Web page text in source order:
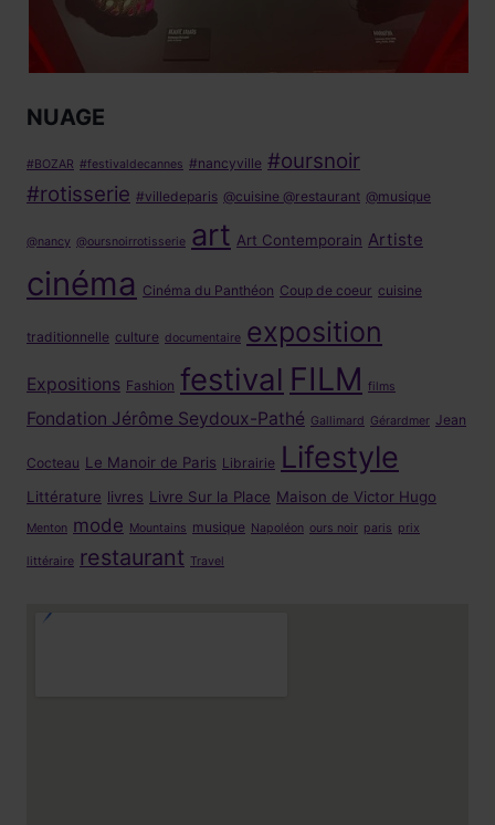
NUAGE
#BOZAR #festivaldecannes #nancyville #oursnoir
#rotisserie #villedeparis @cuisine @restaurant @musique
@nancy @oursnoirrotisserie art Art Contemporain Artiste
cinéma Cinéma du Panthéon Coup de coeur cuisine
traditionnelle culture documentaire exposition
Expositions Fashion festival FILM films
Fondation Jérôme Seydoux-Pathé Gallimard Gérardmer Jean
Cocteau Le Manoir de Paris Librairie Lifestyle
Littérature livres Livre Sur la Place Maison de Victor Hugo
Menton mode Mountains musique Napoléon ours noir paris prix
littéraire restaurant Travel